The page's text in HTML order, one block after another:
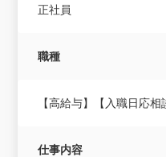
正社員
職種
【高給与】【入職日応
仕事内容